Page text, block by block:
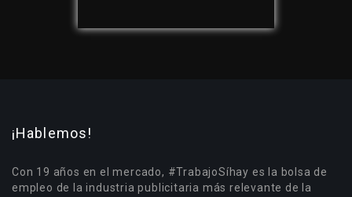
¡Hablemos!
Con 19 años en el mercado, #TrabajoSíhay es la bolsa de
empleo de la industria publicitaria más relevante de la